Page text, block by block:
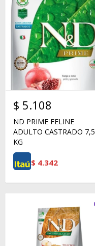
$ 5.108
ND PRIME FELINE
ADULTO CASTRADO 7,5
KG
$ 4.342